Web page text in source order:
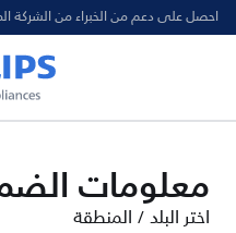
احصل على دعم من الخبراء من الشركة
معلومات
اختر البلد / المنطقة